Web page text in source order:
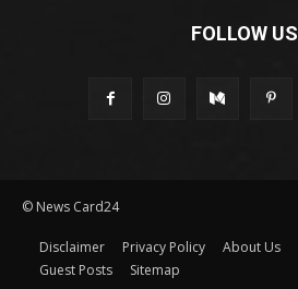
FOLLOW US
© News Card24
Disclaimer Privacy Policy About Us
Guest Posts
Sitemap